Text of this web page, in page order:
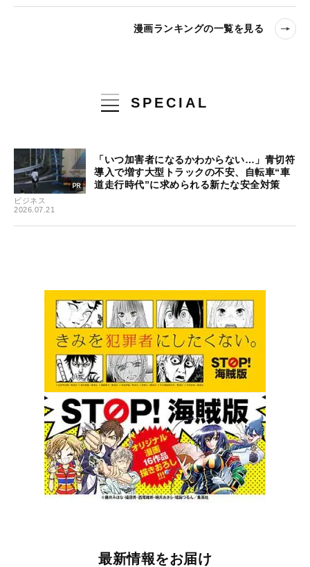
漫画ランキングの一覧を見る
SPECIAL
ビジネス
2026.07.21
「いつ加害者になるかわからない…」青切符
導入で増す大型トラックの不安、自転車“車
道走行時代”に求められる新たな安全対策
最新情報をお届け